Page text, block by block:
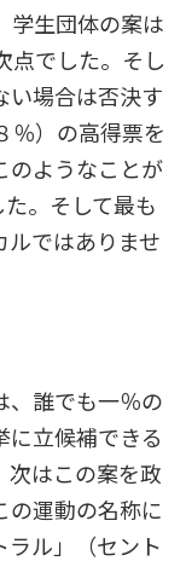
学生団体の案は
点でした。そし
い場合は否決す
％）の高得票を
のようなことが
。そして最も
ルではありませ
誰でも一％の
に立候補できる
次はこの案を政
の運動の名称に
ラル」（セント